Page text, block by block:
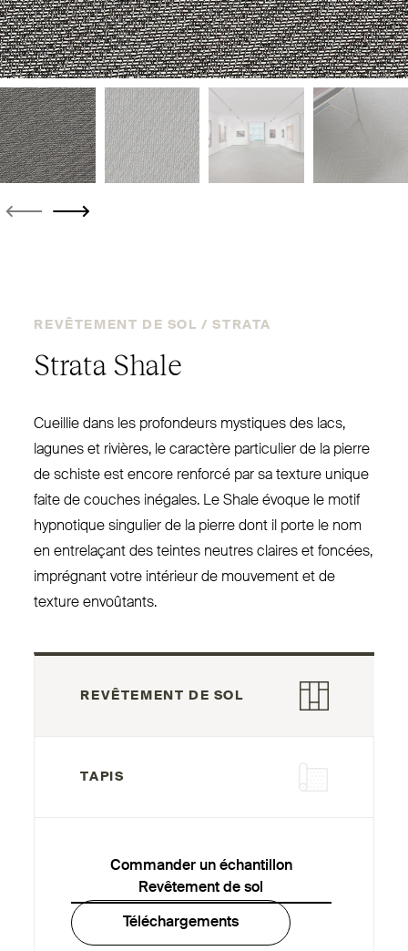
REVÊTEMENT DE SOL / STRATA
Strata Shale
Cueillie dans les pro­fondeurs mystiques des lacs,
lagunes et rivières, le caractère par­ticulier de la pierre
de schiste est encore renforcé par sa texture unique
faite de couches inégales. Le Shale évoque le motif
hyp­notique singulier de la pierre dont il porte le nom
en entrelaçant des teintes neutres claires et foncées,
imprégnant votre intérieur de mouvement et de
texture envoûtants.
REVÊTEMENT DE SOL
TAPIS
Commander un échantillon
Revêtement de sol
Téléchargements